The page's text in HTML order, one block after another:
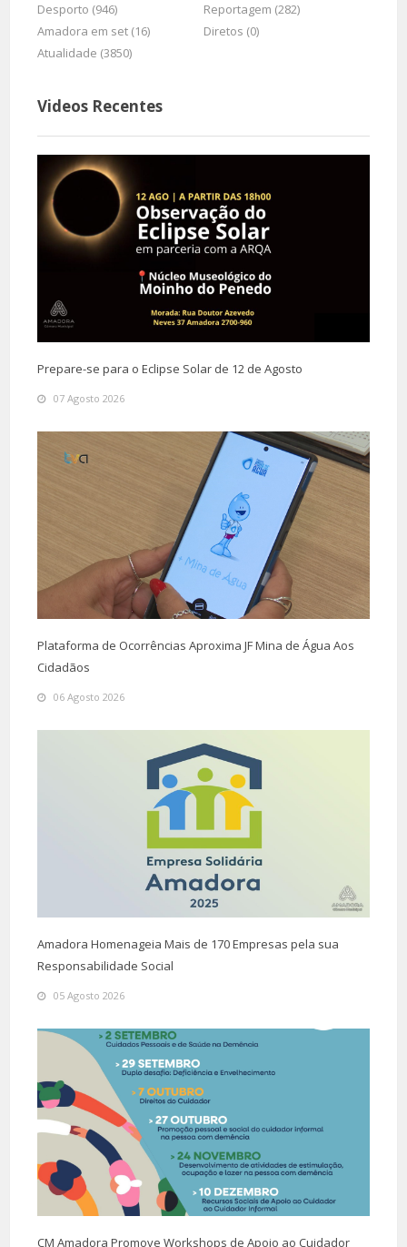
Desporto (946)
Reportagem (282)
Amadora em set (16)
Diretos (0)
Atualidade (3850)
Videos Recentes
Prepare-se para o Eclipse Solar de 12 de Agosto
07 Agosto 2026
Plataforma de Ocorrências Aproxima JF Mina de Água Aos
Cidadãos
06 Agosto 2026
Amadora Homenageia Mais de 170 Empresas pela sua
Responsabilidade Social
05 Agosto 2026
CM Amadora Promove Workshops de Apoio ao Cuidador